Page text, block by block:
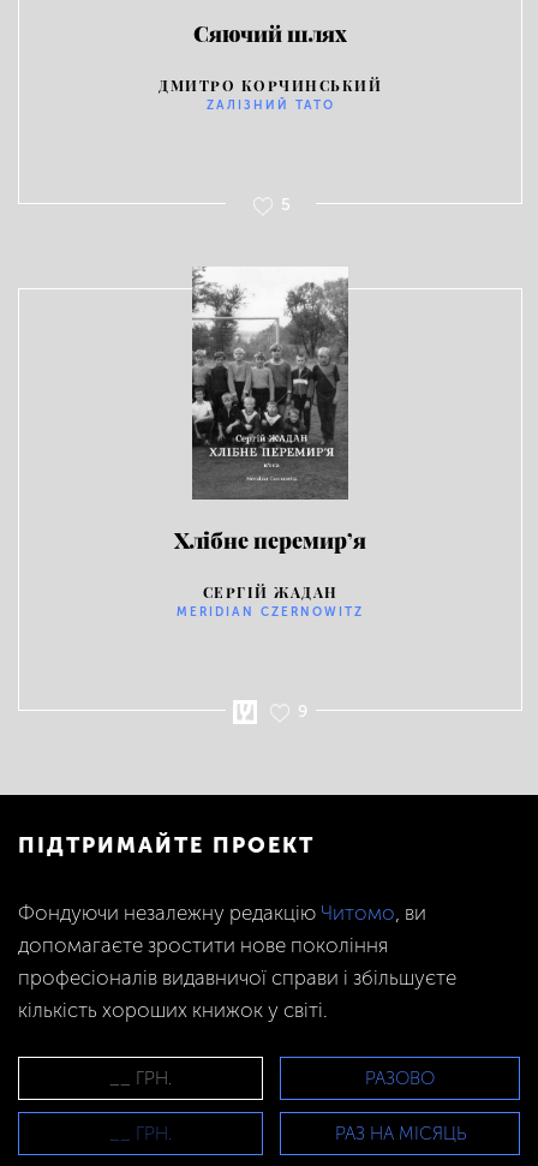
Сяючий шлях
ДМИТРО КОРЧИНСЬКИЙ
ZАЛІЗНИЙ ТАТО
5
Хлібне перемир’я
СЕРГІЙ ЖАДАН
MERIDIAN CZERNOWITZ
9
ПІДТРИМАЙТЕ ПРОЕКТ
Фондуючи незалежну редакцію Читомо, ви
допомагаєте зростити нове покоління
професіоналів видавничої справи і збільшуєте
кількість хороших книжок у світі.
РАЗОВО
РАЗ НА МІСЯЦЬ